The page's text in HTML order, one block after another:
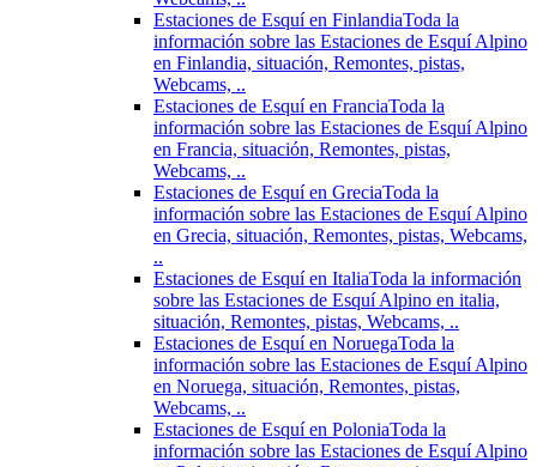
Estaciones de Esquí en FinlandiaToda la
información sobre las Estaciones de Esquí Alpino
en Finlandia, situación, Remontes, pistas,
Webcams, ..
Estaciones de Esquí en FranciaToda la
información sobre las Estaciones de Esquí Alpino
en Francia, situación, Remontes, pistas,
Webcams, ..
Estaciones de Esquí en GreciaToda la
información sobre las Estaciones de Esquí Alpino
en Grecia, situación, Remontes, pistas, Webcams,
..
Estaciones de Esquí en ItaliaToda la información
sobre las Estaciones de Esquí Alpino en italia,
situación, Remontes, pistas, Webcams, ..
Estaciones de Esquí en NoruegaToda la
información sobre las Estaciones de Esquí Alpino
en Noruega, situación, Remontes, pistas,
Webcams, ..
Estaciones de Esquí en PoloniaToda la
información sobre las Estaciones de Esquí Alpino